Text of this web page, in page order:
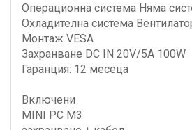
Операционна система Няма
Охладителна система
Монтаж VESA
Захранване DC IN 20V/5A 100W
Гаранция: 12 месеца
Включени
MINI PC M3